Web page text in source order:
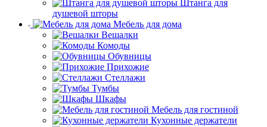
Штанга для
душевой шторы
Мебель для дома
Вешалки
Комоды
Обувницы
Прихожие
Стеллажи
Тумбы
Шкафы
Мебель для гостиной
Кухонные держатели